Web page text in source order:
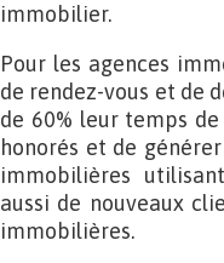
immobilier.
Pour les agences
de rendez-vous et de
de 60% leur temps
honorés et de
immobilières
aussi de nouveaux
immobilières.